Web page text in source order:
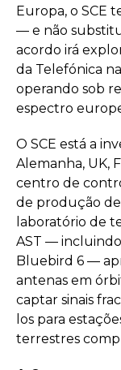
Europa, o SCE
— e não
acordo irá
da Telefónica
operando sob
espectro
O SCE está a
Alemanha, UK,
centro de
de produção
laboratório de
AST —
Bluebird 6 —
antenas em
captar sinais
los para
terrestres